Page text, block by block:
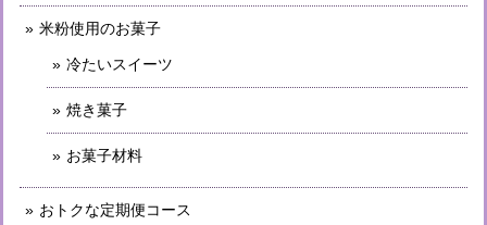
米粉使用のお菓子
冷たいスイーツ
焼き菓子
お菓子材料
おトクな定期便コース